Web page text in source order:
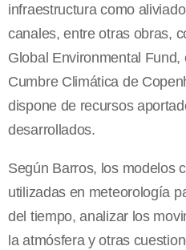
infraestructura como
canales, entre otras obras,
Global Environmental
Cumbre Climática de
dispone de recursos
desarrollados.
Según Barros, los modelos
utilizadas en meteorología
del tiempo, analizar los
la atmósfera y otras